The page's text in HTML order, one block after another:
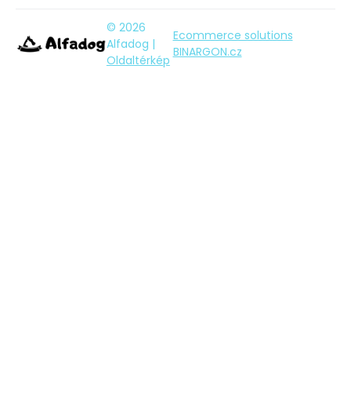
© 2026
Alfadog |
Oldaltérkép
Ecommerce solutions
BINARGON.cz